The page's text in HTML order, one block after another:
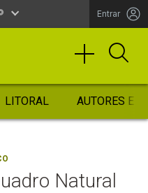
Entrar
LITORAL AUTORES
Natural